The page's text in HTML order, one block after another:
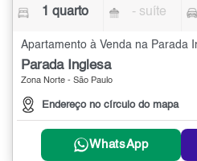
1 quarto - suíte
Apartamento à Venda na Parada
Parada Inglesa
Zona Norte - São Paulo
Endereço no círculo do mapa
WhatsApp